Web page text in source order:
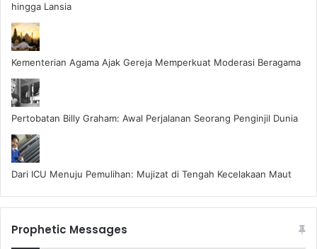
hingga Lansia
Kementerian Agama Ajak Gereja Memperkuat Moderasi Beragama
Pertobatan Billy Graham: Awal Perjalanan Seorang Penginjil Dunia
Dari ICU Menuju Pemulihan: Mujizat di Tengah Kecelakaan Maut
Prophetic Messages